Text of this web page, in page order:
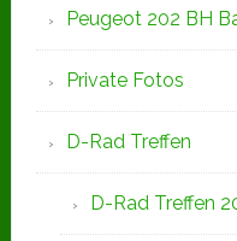
Peugeot 202 BH
Private Fotos
D-Rad Treffen
D-Rad Treffen